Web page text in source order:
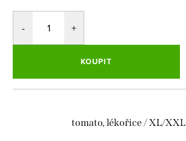
KOUPIT
tomato, lékořice / XL/XXL